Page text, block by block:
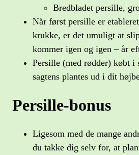
Bredbladet persille,
Når først persille er
krukke, er det umuligt at
kommer igen og igen – år
Persille (med rødder) købt i
sagtens plantes ud i dit
Persille-bonus
Ligesom med de mange
du takke dig selv for, at